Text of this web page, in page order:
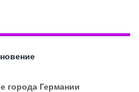
города Германии